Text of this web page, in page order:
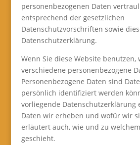
personenbezogenen Daten
entsprechend der gesetzlichen
Datenschutzvorschriften sowie
Datenschutzerklärung.
Wenn Sie diese Website benutzen,
verschiedene personenbezogene
Personenbezogene Daten sind
persönlich identifiziert werden
vorliegende Datenschutzerklärung
Daten wir erheben und wofür wir
erläutert auch, wie und zu
geschieht.